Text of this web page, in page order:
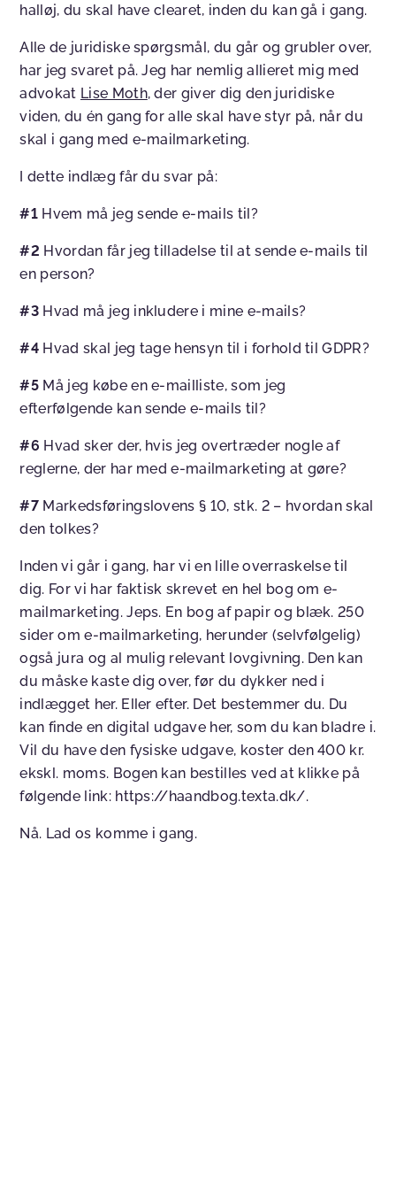
halløj, du skal have clearet, inden du kan gå i gang.
Alle de juridiske spørgsmål, du går og grubler over,
har jeg svaret på. Jeg har nemlig allieret mig med
advokat Lise Moth, der giver dig den juridiske
viden, du én gang for alle skal have styr på, når du
skal i gang med e-mailmarketing.
I dette indlæg får du svar på:
#1 Hvem må jeg sende e-mails til?
#2 Hvordan får jeg tilladelse til at sende e-mails til
en person?
#3 Hvad må jeg inkludere i mine e-mails?
#4 Hvad skal jeg tage hensyn til i forhold til GDPR?
#5 Må jeg købe en e-mailliste, som jeg
efterfølgende kan sende e-mails til?
#6 Hvad sker der, hvis jeg overtræder nogle af
reglerne, der har med e-mailmarketing at gøre?
#7 Markedsføringslovens § 10, stk. 2 – hvordan skal
den tolkes?
Inden vi går i gang, har vi en lille overraskelse til
dig. For vi har faktisk skrevet en hel bog om e-
mailmarketing. Jeps. En bog af papir og blæk. 250
sider om e-mailmarketing, herunder (selvfølgelig)
også jura og al mulig relevant lovgivning. Den kan
du måske kaste dig over, før du dykker ned i
indlægget her. Eller efter. Det bestemmer du. Du
kan finde en digital udgave her, som du kan bladre i.
Vil du have den fysiske udgave, koster den 400 kr.
ekskl. moms. Bogen kan bestilles ved at klikke på
følgende link: https://haandbog.texta.dk/.
Nå. Lad os komme i gang.